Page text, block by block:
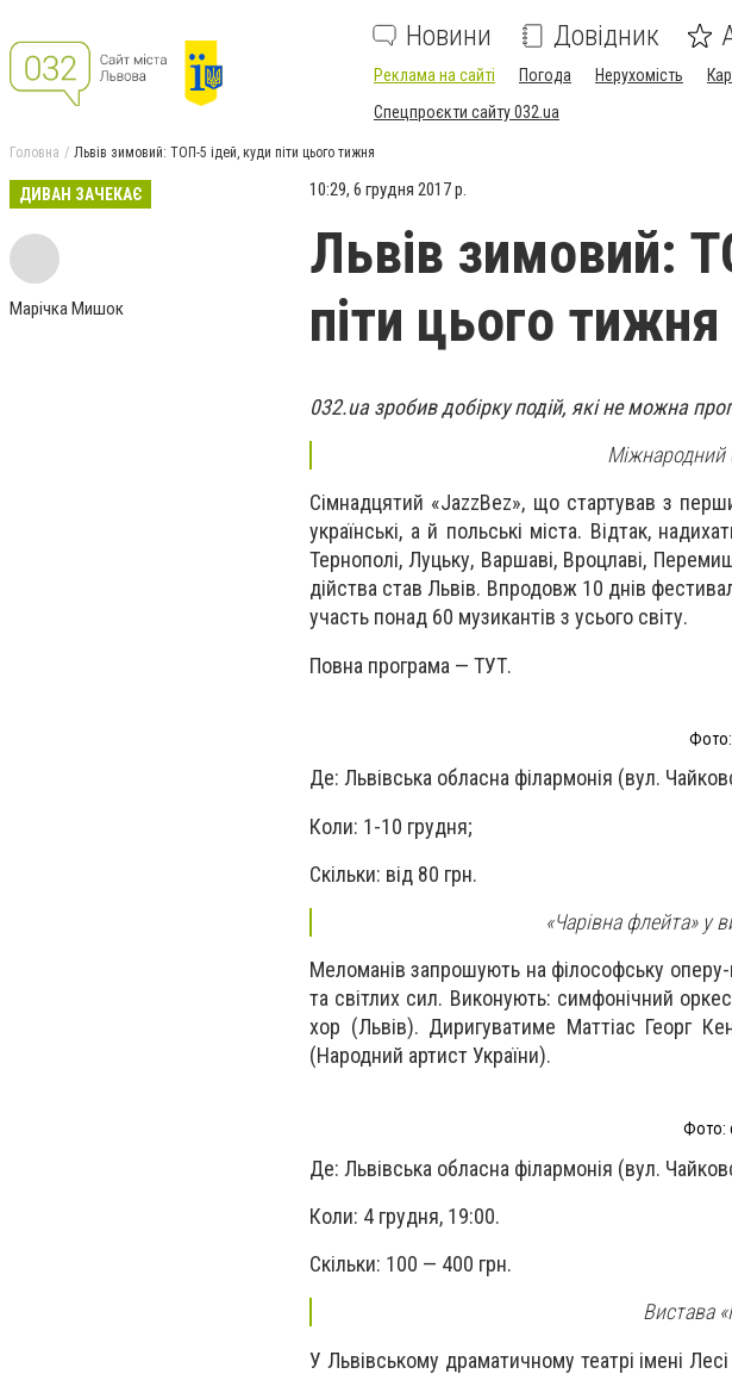
Новини Довідник
Реклама на сайті Погода Нерухомість
Спецпроєкти сайту 032.ua
Головна Львів зимовий: ТОП-5 ідей, куди піти цього тижня
ДИВАН ЗАЧЕКАЄ
Марічка Мишок
10:29, 6 грудня 2017 р.
Львів зимовий:
піти цього тижня
032.ua зробив добірку подій, які не можна
Міжнародний
Сімнадцятий «JazzBez», що стартував з
українські, а й польські міста. Відтак,
Тернополі, Луцьку, Варшаві, Вроцлаві,
дійства став Львів. Впродовж 10 днів
участь понад 60 музикантів з усього світу.
Повна програма — ТУТ.
Де: Львівська обласна філармонія (вул.
Коли: 1-10 грудня;
Скільки: від 80 грн.
«Чарівна флейта» у
Меломанів запрошують на філософську оперу-
та світлих сил. Виконують: симфонічний
хор (Львів). Диригуватиме Маттіас Георг
(Народний артист України).
Фото:
Де: Львівська обласна філармонія (вул.
Коли: 4 грудня, 19:00.
Скільки: 100 — 400 грн.
Вистава
У Львівському драматичному театрі імені